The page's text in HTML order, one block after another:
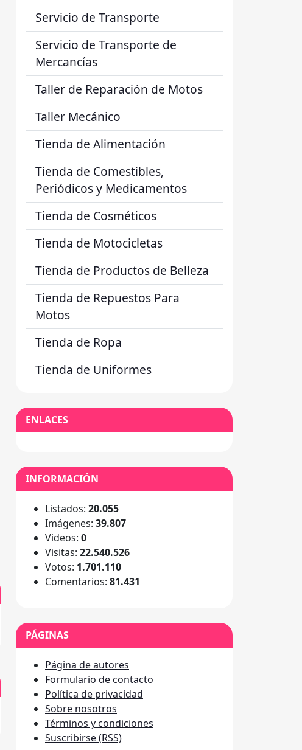
Servicio de Transporte
Servicio de Transporte de
Mercancías
Taller de Reparación de Motos
Taller Mecánico
Tienda de Alimentación
Tienda de Comestibles,
Periódicos y Medicamentos
Tienda de Cosméticos
Tienda de Motocicletas
Tienda de Productos de Belleza
Tienda de Repuestos Para
Motos
Tienda de Ropa
Tienda de Uniformes
ENLACES
INFORMACIÓN
Listados: 20.055
Imágenes: 39.807
Videos: 0
Visitas: 22.540.526
Votos: 1.701.110
Comentarios: 81.431
PÁGINAS
Página de autores
Formulario de contacto
Política de privacidad
Sobre nosotros
Términos y condiciones
Suscribirse (RSS)